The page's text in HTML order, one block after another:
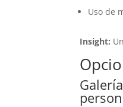
Uso de
Insight: